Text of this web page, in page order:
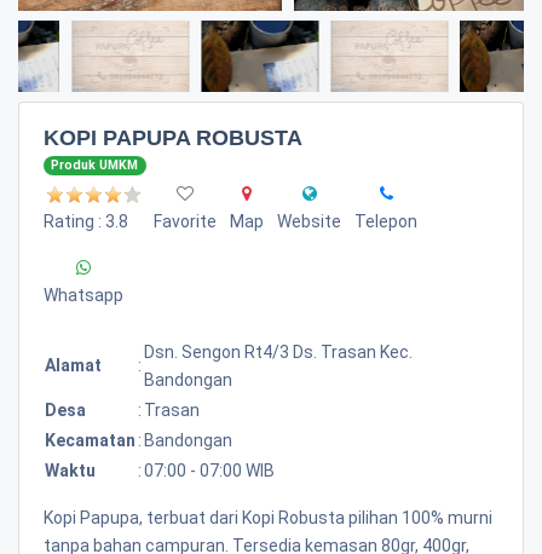
KOPI PAPUPA ROBUSTA
Produk UMKM
Rating : 3.8 Favorite Map Website Telepon
Whatsapp
Alamat :
Dsn. Sengon Rt4/3 Ds. Trasan Kec.
Bandongan
Desa
: Trasan
Kecamatan : Bandongan
Waktu
:07:00 - 07:00 WIB
Kopi Papupa, terbuat dari Kopi Robusta pilihan 100% murni
tanpa bahan campuran. Tersedia kemasan 80gr, 400gr,